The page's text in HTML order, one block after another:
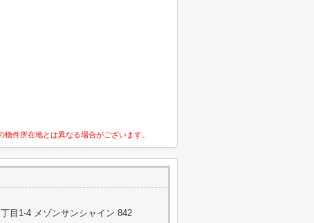
件所在地とは異なる場合がございます。
目1-4 メゾンサンシャイン 842